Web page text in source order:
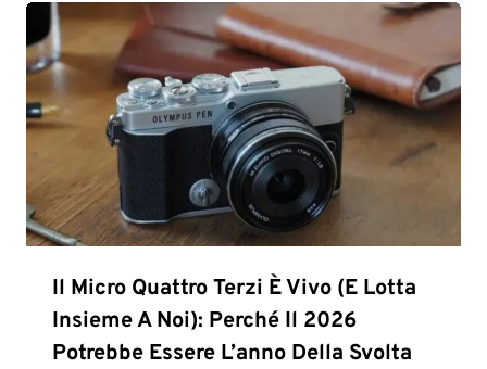
Il Micro Quattro Terzi È Vivo (e Lotta
Insieme A Noi): Perché Il 2026
Potrebbe Essere L’anno Della Svolta